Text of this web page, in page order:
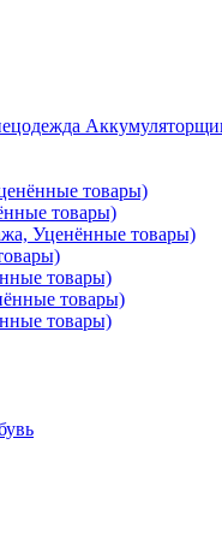
товары)
товары)
Уценённые товары)
товары)
товары)
товары)